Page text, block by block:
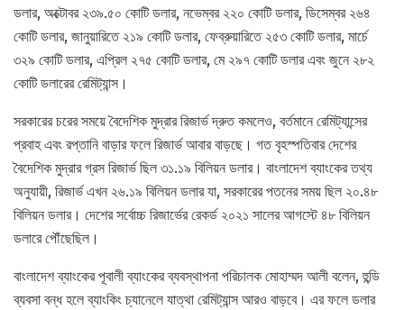
ডলার, অক্টোবর ২৩৯.৫০ কোটি ডলার, নভেম্বর ২২০ কোটি ডলার, ডিসেম্বর ২৬৪
কোটি ডলার, জানুয়ারিতে ২১৯ কোটি ডলার, ফেব্রুয়ারিতে ২৫৩ কোটি ডলার, মার্চে
৩২৯ কোটি ডলার, এপ্রিল ২৭৫ কোটি ডলার, মে ২৯৭ কোটি ডলার এবং জুনে ২৮২
কোটি ডলারের রেমিট্যান্স।
সরকারের চরের সময়ে বৈদেশিক মুদ্রার রিজার্ভ দ্রুত কমলেও, বর্তমানে রেমিট্যান্সের
প্রবাহ এবং রপ্তানি বাড়ার ফলে রিজার্ভ আবার বাড়ছে। গত বৃহস্পতিবার দেশের
বৈদেশিক মুদ্রার গ্রস রিজার্ভ ছিল ৩১.১৯ বিলিয়ন ডলার। বাংলাদেশ ব্যাংকের তথ্য
অনুযায়ী, রিজার্ভ এখন ২৬.১৯ বিলিয়ন ডলার যা, সরকারের পতনের সময় ছিল ২০.৪৮
বিলিয়ন ডলার। দেশের সর্বোচ্চ রিজার্ভের রেকর্ড ২০২১ সালের আগস্টে ৪৮ বিলিয়ন
ডলারে পৌঁছেছিল।
বাংলাদেশ ব্যাংকের পূবালী ব্যাংকের ব্যবস্থাপনা পরিচালক মোহাম্মদ আলী বলেন, হুন্ডি
ব্যবসা বন্ধ হলে ব্যাংকিং চ্যানেলে যাত্থা রেমিট্যান্স আরও বাড়বে। এর ফলে ডলার